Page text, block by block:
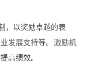
，以奖励卓越的表
发展支持等。激励机
高绩效。